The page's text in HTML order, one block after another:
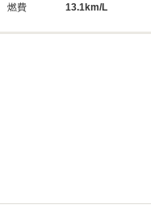
燃費
13.1km/L